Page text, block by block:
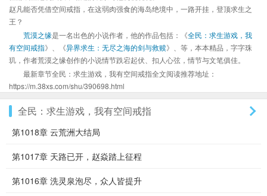
赵凡能否凭借空间戒指，在这弱肉强食的海岛绝境中，一路开挂，登顶求生之
王？
荒漠之缘是一名出色的小说作者，他的作品包括：《全民：求生游戏，我
有空间戒指》、《异界求生：无尽之海的剑与救赎》、等，本本精品，字字珠
玑，作者荒漠之缘创作的小说情节跌宕起伏、扣人心弦，情节与文笔俱佳。
最新章节全民：求生游戏，我有空间戒指全文阅读推荐地址：
https://m.38xs.com/shu/390698.html
全民：求生游戏，我有空间戒指
第1018章 云荒洲大结局
第1017章 天路已开，赵焱踏上征程
第1016章 洗灵泉泡尽，众人皆提升